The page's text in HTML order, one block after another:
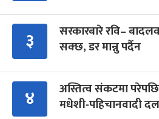
३
सरकारबारे रवि–
सक्छ, डर मान्नु पर्दैन
४
अस्तित्व संकटमा परेपछि
मधेशी-पहिचानवादी दल